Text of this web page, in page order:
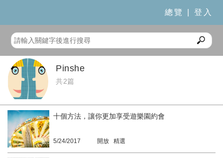
總覽 登入
Pinshe
共2篇
十個方法，讓你更加享受遊樂園約會
5/24/2017 開放 精選